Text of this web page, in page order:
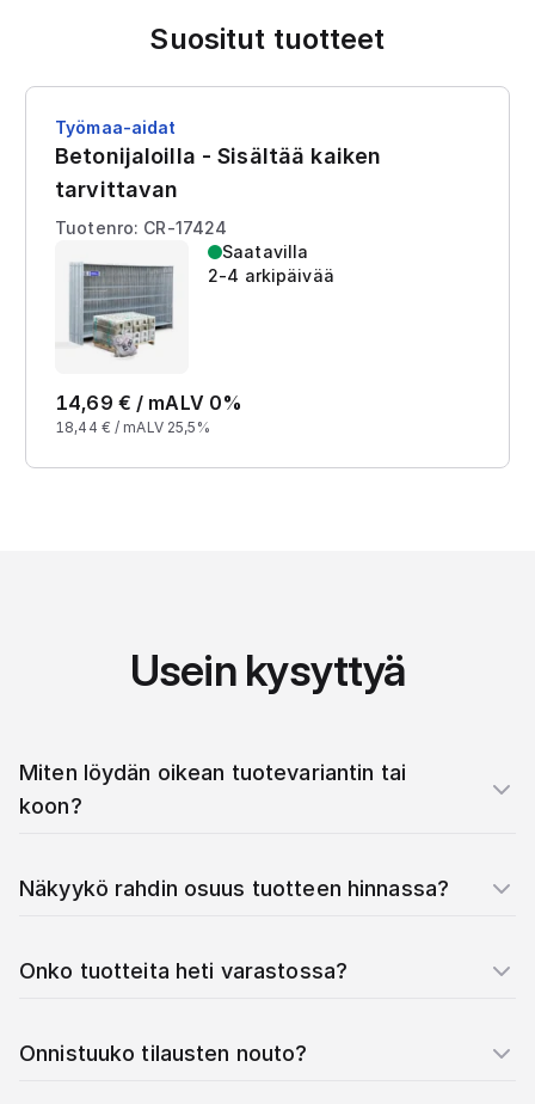
Suositut tuotteet
Työmaa-aidat
Betonijaloilla - Sisältää kaiken
tarvittavan
Tuotenro: CR-17424
Saatavilla
2-4 arkipäivää
14,69 € / mALV 0%
18,44 € / mALV 25,5%
Usein kysyttyä
Miten löydän oikean tuotevariantin tai
koon?
Näkyykö rahdin osuus tuotteen hinnassa?
Onko tuotteita heti varastossa?
Onnistuuko tilausten nouto?